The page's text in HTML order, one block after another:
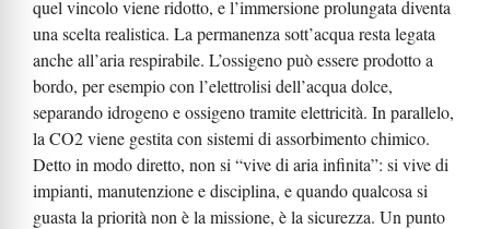
quel vincolo viene ridotto, e l’immersione prolungata diventa
una scelta realistica. La permanenza sott’acqua resta legata
anche all’aria respirabile. L’ossigeno può essere prodotto a
bordo, per esempio con l’elettrolisi dell’acqua dolce,
separando idrogeno e ossigeno tramite elettricità. In parallelo,
la CO2 viene gestita con sistemi di assorbimento chimico.
Detto in modo diretto, non si “vive di aria infinita”: si vive di
impianti, manutenzione e disciplina, e quando qualcosa si
guasta la priorità non è la missione, è la sicurezza. Un punto